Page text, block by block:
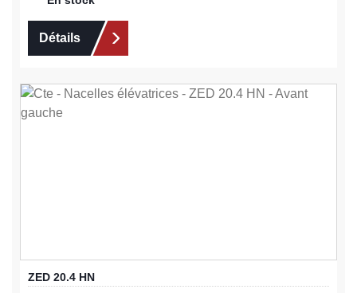
Détails
ZED 20.4 HN